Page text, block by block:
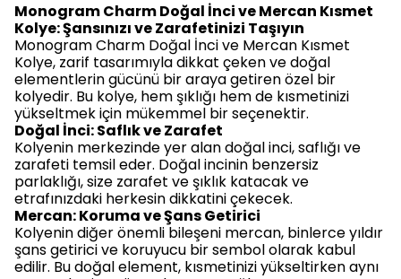
Monogram Charm Doğal İnci ve Mercan Kısmet
Kolye: Şansınızı ve Zarafetinizi Taşıyın
Monogram Charm Doğal İnci ve Mercan Kısmet
Kolye, zarif tasarımıyla dikkat çeken ve doğal
elementlerin gücünü bir araya getiren özel bir
kolyedir. Bu kolye, hem şıklığı hem de kısmetinizi
yükseltmek için mükemmel bir seçenektir.
Doğal İnci: Saflık ve Zarafet
Kolyenin merkezinde yer alan doğal inci, saflığı ve
zarafeti temsil eder. Doğal incinin benzersiz
parlaklığı, size zarafet ve şıklık katacak ve
etrafınızdaki herkesin dikkatini çekecek.
Mercan: Koruma ve Şans Getirici
Kolyenin diğer önemli bileşeni mercan, binlerce yıldır
şans getirici ve koruyucu bir sembol olarak kabul
edilir. Bu doğal element, kısmetinizi yükseltirken aynı